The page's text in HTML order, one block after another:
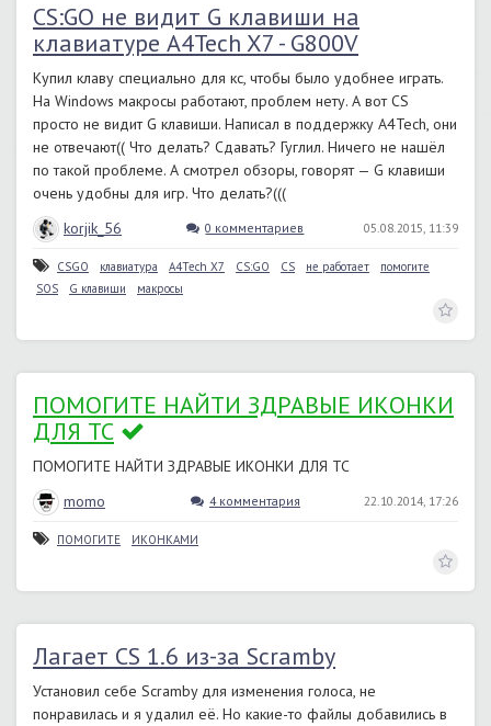
CS:GO не видит G клавиши на
клавиатуре A4Tech X7 - G800V
Купил клаву специально для кс, чтобы было удобнее играть.
На Windows макросы работают, проблем нету. А вот CS
просто не видит G клавиши. Написал в поддержку A4Tech, они
не отвечают(( Что делать? Сдавать? Гуглил. Ничего не нашёл
по такой проблеме. А смотрел обзоры, говорят — G клавиши
очень удобны для игр. Что делать?(((
korjik_56
0 комментариев 05.08.2015, 11:39
CSGO клавиатура A4Tech X7 CS:GO CS не работает
помогите
SOS
G клавиши макросы
ПОМОГИТЕ НАЙТИ ЗДРАВЫЕ ИКОНКИ
ДЛЯ ТС
ПОМОГИТЕ НАЙТИ ЗДРАВЫЕ ИКОНКИ ДЛЯ ТС
momo
4 комментария 22.10.2014, 17:26
ПОМОГИТЕ ИКОНКАМИ
Лагает CS 1.6 из-за Scramby
Установил себе Scramby для изменения голоса, не
понравилась и я удалил её. Но какие-то файлы добавились в